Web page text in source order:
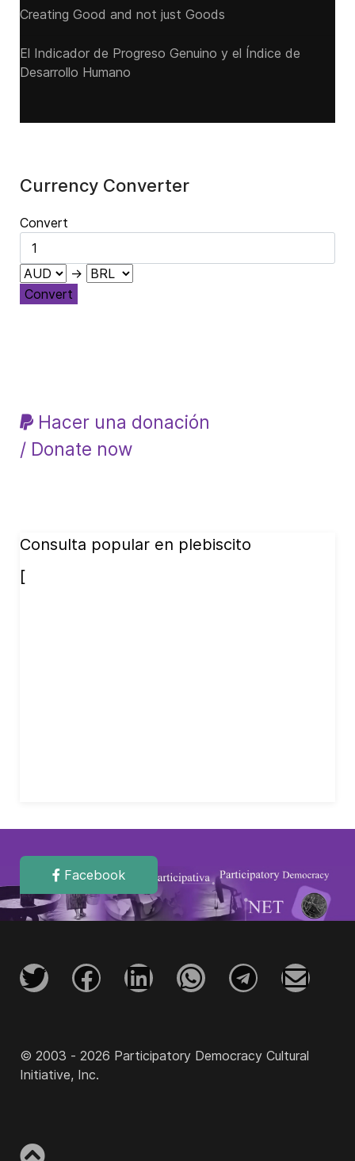
Creating Good and not just Goods
El Indicador de Progreso Genuino y el Índice de
Desarrollo Humano
Currency Converter
Convert
→
Convert
Hacer una donación
/ Donate now
Consulta popular en plebiscito
[
Facebook
© 2003 - 2026 Participatory Democracy Cultural
Initiative, Inc.